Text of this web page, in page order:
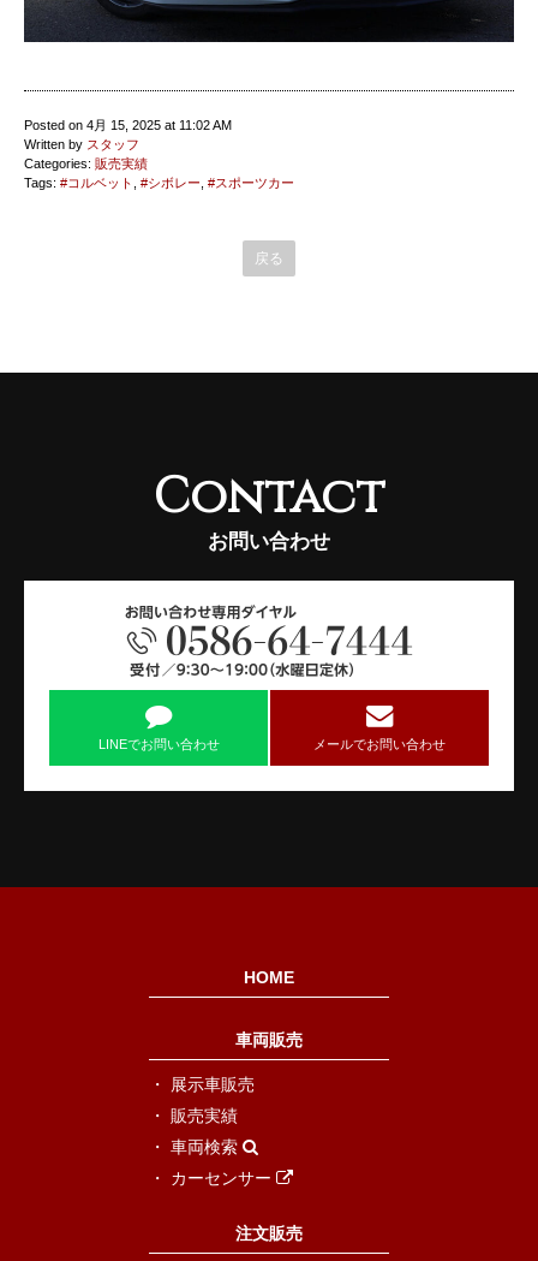
Posted on 4月 15, 2025 at 11:02 AM
Written by スタッフ
Categories: 販売実績
Tags: #コルベット #シボレー #スポーツカー
戻る
Contact
お問い合わせ
LINEでお問い合わせ メールでお問い合わせ
HOME
車両販売
展示車販売
販売実績
車両検索
カーセンサー
注文販売